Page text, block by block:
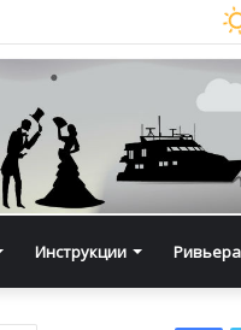
Инструкции Ривьера